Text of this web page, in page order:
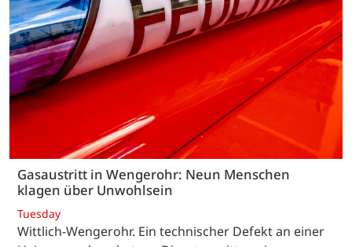
Gasaustritt in Wengerohr: Neun Menschen
klagen über Unwohlsein
Tuesday
Wittlich-Wengerohr. Ein technischer Defekt an einer